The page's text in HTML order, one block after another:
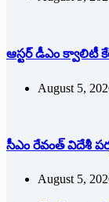
ఆస్టర్ డీఎం క్వాలిటీ
August 5,
సీఎం రేవంత్ విదేశీ
August 5,